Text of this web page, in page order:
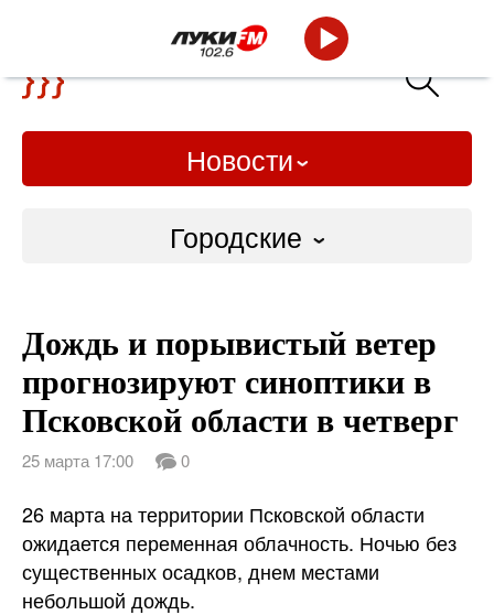
Новости
Городские
Слово Дело
Народные
Дождь и порывистый ветер
прогнозируют синоптики в
Псковской области в четверг
25 марта 17:00 0
26 марта на территории Псковской области
ожидается переменная облачность. Ночью без
существенных осадков, днем местами
небольшой дождь.